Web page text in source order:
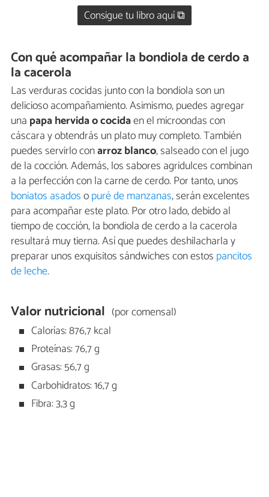
Consigue tu libro aquí ⧉
Con qué acompañar la bondiola de cerdo a
la cacerola
Las verduras cocidas junto con la bondiola son un
delicioso acompañamiento. Asimismo, puedes agregar
una papa hervida o cocidaen el microondas con
cáscara y obtendrás un plato muy completo. También
puedes servirlo conarroz blanco, salseado con el jugo
de la cocción. Además, los sabores agridulces combinan
a la perfección con la carne de cerdo. Por tanto, unos
boniatos asadosopuré de manzanas, serán excelentes
para acompañar este plato. Por otro lado, debido al
tiempo de cocción, la bondiola de cerdo a la cacerola
resultará muy tierna. Así que puedes deshilacharla y
preparar unos exquisitos sándwiches con estos pancitos
de leche.
Valor nutricional (por comensal)
Calorías: 876,7 kcal
Proteínas: 76,7 g
Grasas: 56,7 g
Carbohidratos: 16,7 g
Fibra: 3,3 g